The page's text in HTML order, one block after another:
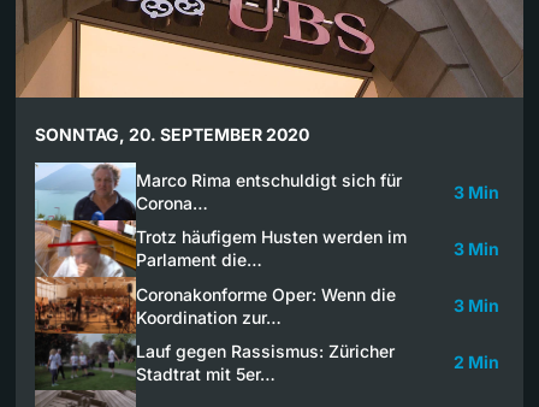
SONNTAG, 20. SEPTEMBER 2020
Marco Rima entschuldigt sich für
Corona…
3 Min
Trotz häufigem Husten werden im
Parlament die…
3 Min
Coronakonforme Oper: Wenn die
Koordination zur…
3 Min
Lauf gegen Rassismus: Züricher
Stadtrat mit 5er…
2 Min